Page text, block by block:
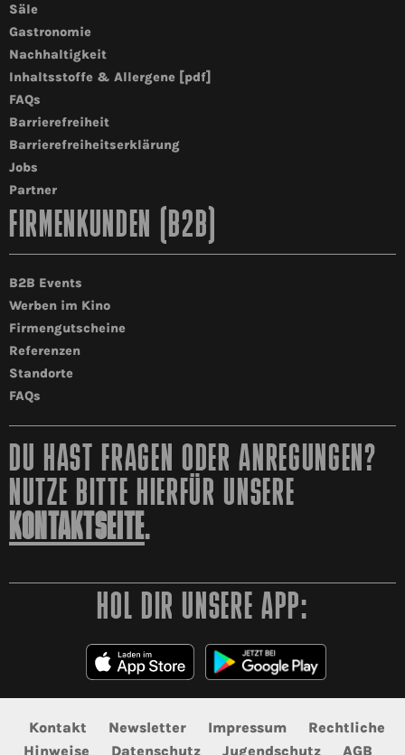
Säle
Gastronomie
Nachhaltigkeit
Inhaltsstoffe & Allergene [pdf]
FAQs
Barrierefreiheit
Barrierefreiheitserklärung
Jobs
Partner
FIRMENKUNDEN (B2B)
B2B Events
Werben im Kino
Firmengutscheine
Referenzen
Standorte
FAQs
DU HAST FRAGEN ODER ANREGUNGEN?
NUTZE BITTE HIERFÜR UNSERE
KONTAKTSEITE.
HOL DIR UNSERE APP:
Kontakt Newsletter Impressum
Rechtliche
Hinweise
Datenschutz Jugendschutz AGB